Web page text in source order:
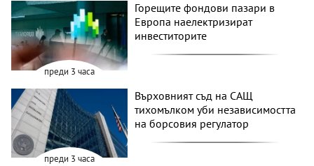
преди 3 часа
Горещите фондови пазари в
Европа наелектризират
инвеститорите
преди 3 часа
Върховният съд на САЩ
тихомълком уби независимостта
на борсовия регулатор